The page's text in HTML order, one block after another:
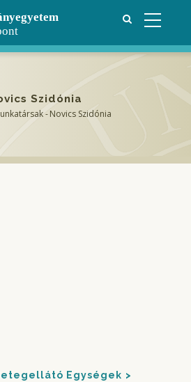
Szidónia
- Novics Szidónia
Egységek